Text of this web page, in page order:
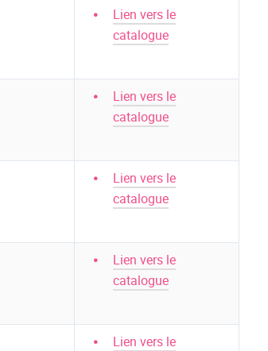
Lien vers le
catalogue
Lien vers le
catalogue
Lien vers le
catalogue
Lien vers le
catalogue
Lien vers le